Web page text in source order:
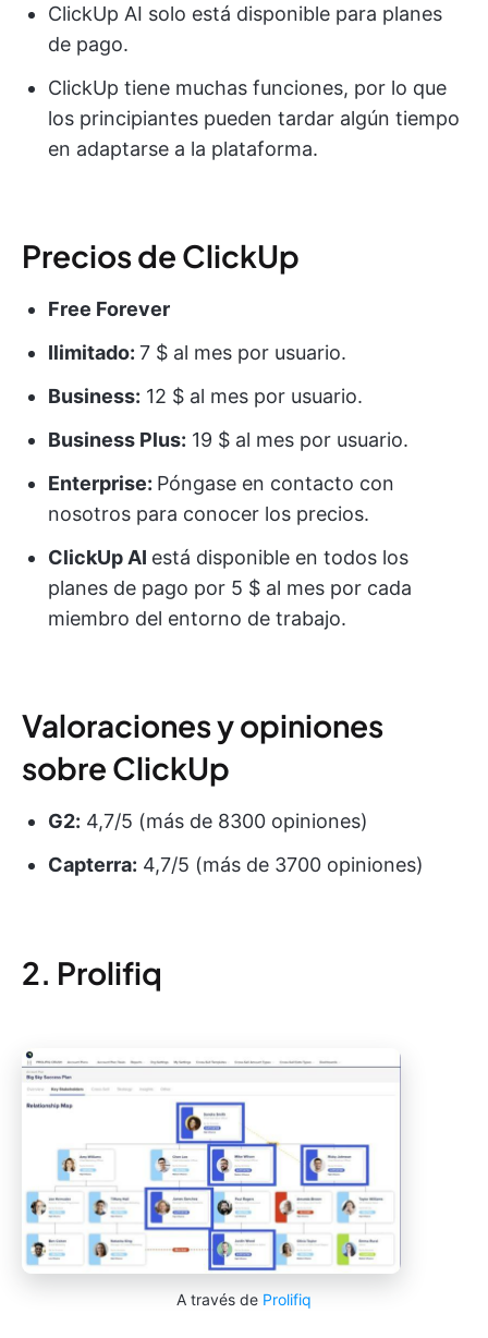
ClickUp AI solo está disponible para planes
de pago.
ClickUp tiene muchas funciones, por lo que
los principiantes pueden tardar algún tiempo
en adaptarse a la plataforma.
Precios de ClickUp
Free Forever
Ilimitado: 7 $ al mes por usuario.
Business: 12 $ al mes por usuario.
Business Plus: 19 $ al mes por usuario.
Enterprise: Póngase en contacto con
nosotros para conocer los precios.
ClickUp AI está disponible en todos los
planes de pago por 5 $ al mes por cada
miembro del entorno de trabajo.
Valoraciones y opiniones
sobre ClickUp
G2: 4,7/5 (más de 8300 opiniones)
Capterra: 4,7/5 (más de 3700 opiniones)
2. Prolifiq
A través de Prolifiq